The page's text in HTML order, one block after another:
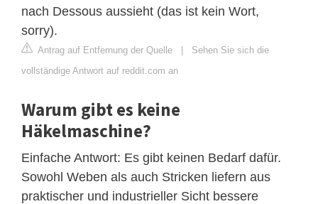
nach Dessous aussieht (das ist kein Wort,
sorry).
Antrag auf Entfernung der Quelle | Sehen Sie sich die
vollständige Antwort auf reddit.com an
Warum gibt es keine
Häkelmaschine?
Einfache Antwort: Es gibt keinen Bedarf dafür.
Sowohl Weben als auch Stricken liefern aus
praktischer und industrieller Sicht bessere